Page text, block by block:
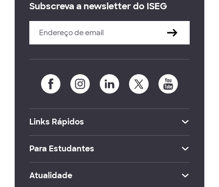
Subscreva a newsletter do ISEG
Links Rápidos
Para Estudantes
Atualidade